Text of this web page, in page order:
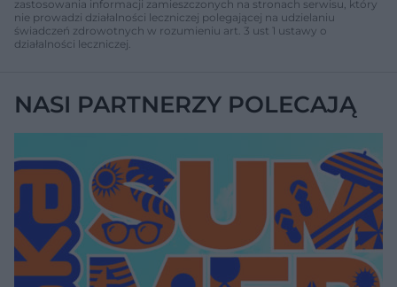
zastosowania informacji zamieszczonych na stronach serwisu, który
nie prowadzi działalności leczniczej polegającej na udzielaniu
świadczeń zdrowotnych w rozumieniu art. 3 ust 1 ustawy o
działalności leczniczej.
NASI PARTNERZY POLECAJĄ